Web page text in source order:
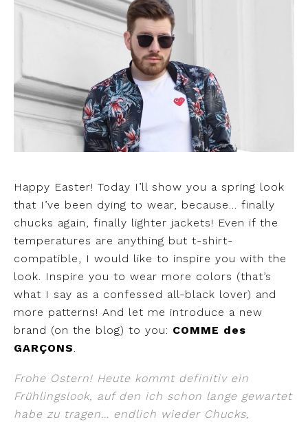
Happy Easter! Today I’ll show you a spring look
that I’ve been dying to wear, because… finally
chucks again, finally lighter jackets! Even if the
temperatures are anything but t-shirt-
compatible, I would like to inspire you with the
look. Inspire you to wear more colors (that’s
what I say as a confessed all-black lover) and
more patterns! And let me introduce a new
brand (on the blog) to you: COMME des
GARÇONS.
Frohe Ostern! Heute kommt definitiv ein
Frühlingslook, auf den ich schon lange gewartet
habe zu tragen… endlich wieder Chucks,